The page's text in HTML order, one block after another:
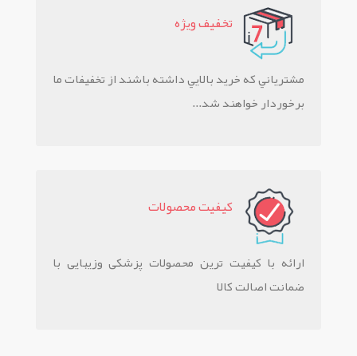
تخفيف ويژه
مشترياني که خريد بالايي داشته باشند از تخفيفات ما
برخوردار خواهند شد...
کيفيت محصولات
ارائه با کیفیت ترین محصولات پزشکی وزیبایی با
ضمانت اصالت کالا